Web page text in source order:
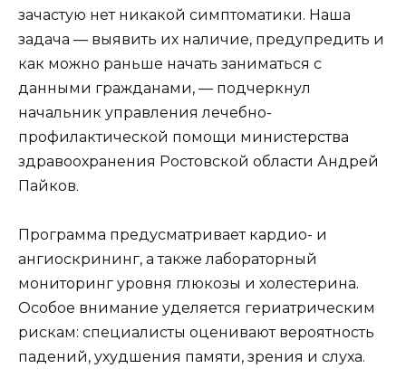
зачастую нет никакой симптоматики. Наша
задача — выявить их наличие, предупредить и
как можно раньше начать заниматься с
данными гражданами, — подчеркнул
начальник управления лечебно-
профилактической помощи министерства
здравоохранения Ростовской области Андрей
Пайков.
Программа предусматривает кардио- и
ангиоскрининг, а также лабораторный
мониторинг уровня глюкозы и холестерина.
Особое внимание уделяется гериатрическим
рискам: специалисты оценивают вероятность
падений, ухудшения памяти, зрения и слуха.